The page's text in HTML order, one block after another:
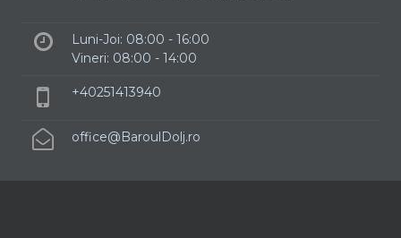
Luni-Joi: 08:00 - 16:00
Vineri: 08:00 - 14:00
+40251413940
office@BaroulDolj.ro